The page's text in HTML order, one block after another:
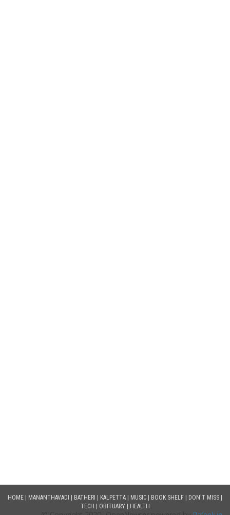
HOME | MANANTHAVADI | BATHERI | KALPETTA | MUSIC | BOOK SHELF | DON'T MISS |
TECH | OBITUARY | HEALTH